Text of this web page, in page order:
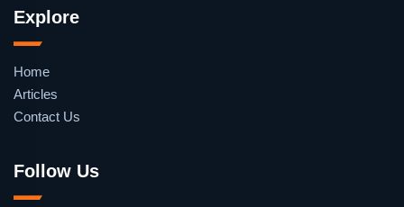
Explore
Home
Articles
Contact Us
Follow Us